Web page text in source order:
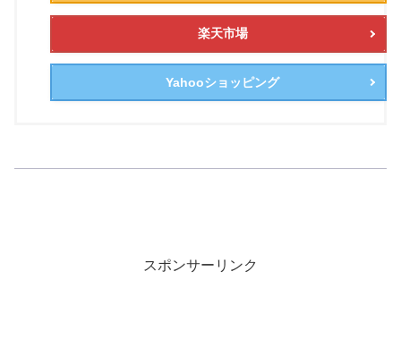
楽天市場
Yahooショッピング
スポンサーリンク